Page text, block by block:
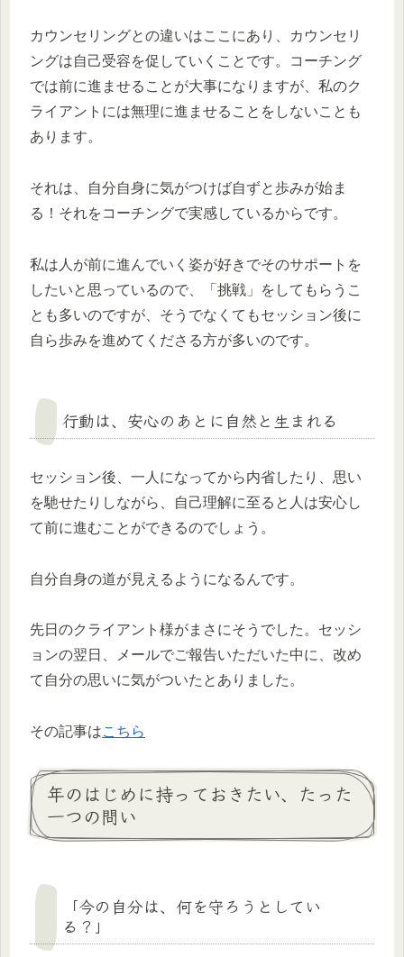
カウンセリングとの違いはここにあり、カウンセリ
ングは自己受容を促していくことです。コーチング
では前に進ませることが大事になりますが、私のク
ライアントには無理に進ませることをしないことも
あります。
それは、自分自身に気がつけば自ずと歩みが始ま
る！それをコーチングで実感しているからです。
私は人が前に進んでいく姿が好きでそのサポートを
したいと思っているので、「挑戦」をしてもらうこ
とも多いのですが、そうでなくてもセッション後に
自ら歩みを進めてくださる方が多いのです。
行動は、安心のあとに自然と生まれる
セッション後、一人になってから内省したり、思い
を馳せたりしながら、自己理解に至ると人は安心し
て前に進むことができるのでしょう。
自分自身の道が見えるようになるんです。
先日のクライアント様がまさにそうでした。セッシ
ョンの翌日、メールでご報告いただいた中に、改め
て自分の思いに気がついたとありました。
その記事はこちら
年のはじめに持っておきたい、たった
一つの問い
「今の自分は、何を守ろうとしてい
る？」